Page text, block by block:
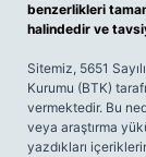
benzerlikleri
halindedir ve
Sitemiz, 5651
Kurumu (BTK)
vermektedir. Bu
veya araştırma
yazdıkları